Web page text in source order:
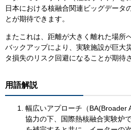
日本における核融合関連ビッグデータ
とが期待できます。
またこれは、距離が大きく離れた場所
バックアップにより、実験施設が巨大
タ損失のリスク回避になることが期待
用語解説
幅広いアプローチ（BA(Broader
協力の下、国際熱核融合実験炉